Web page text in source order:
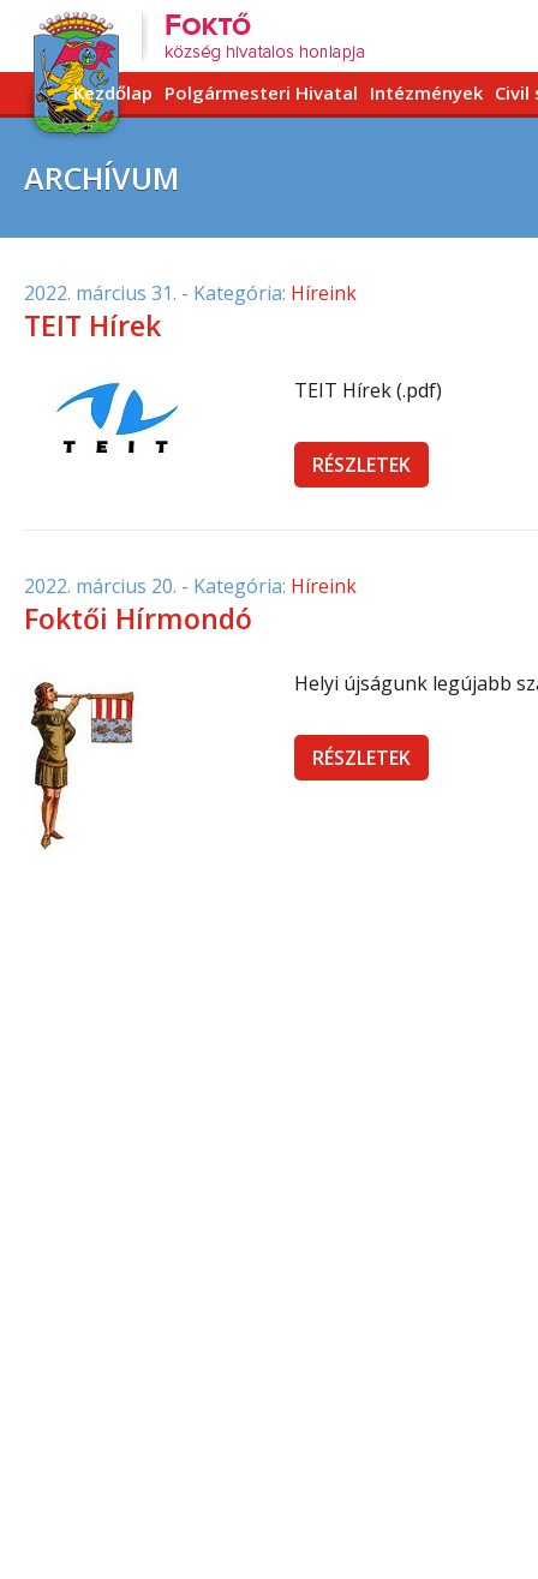
Kezdőlap Polgármesteri Hivatal Intézmények Civil
ARCHÍVUM
2022. március 31. - Kategória: Híreink
TEIT Hírek
TEIT Hírek (.pdf)
RÉSZLETEK
2022. március 20. - Kategória: Híreink
Foktői Hírmondó
Helyi újságunk legújabb
RÉSZLETEK